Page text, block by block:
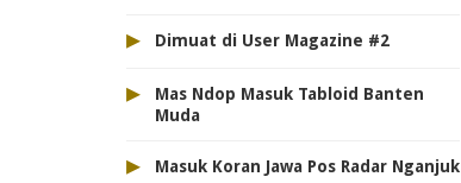
▸ Dimuat di User Magazine #2
▸
Mas Ndop Masuk Tabloid Banten
Muda
▸ Masuk Koran Jawa Pos Radar Nganjuk